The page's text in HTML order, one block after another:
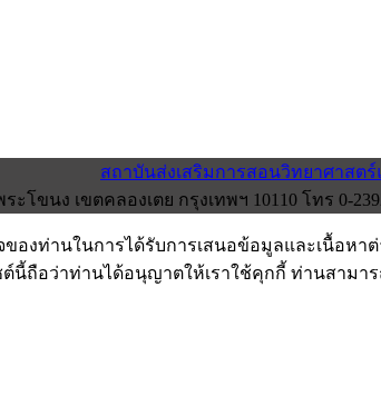
สถาบันส่งเสริมการสอนวิทยาศาสตร์
ขนง เขตคลองเตย กรุงเทพฯ 10110 โทร 0-
องท่านในการได้รับการเสนอข้อมูลและเนื้อหา
ต์นี้ถือว่าท่านได้อนุญาตให้เราใช้คุกกี้ ท่านสาม